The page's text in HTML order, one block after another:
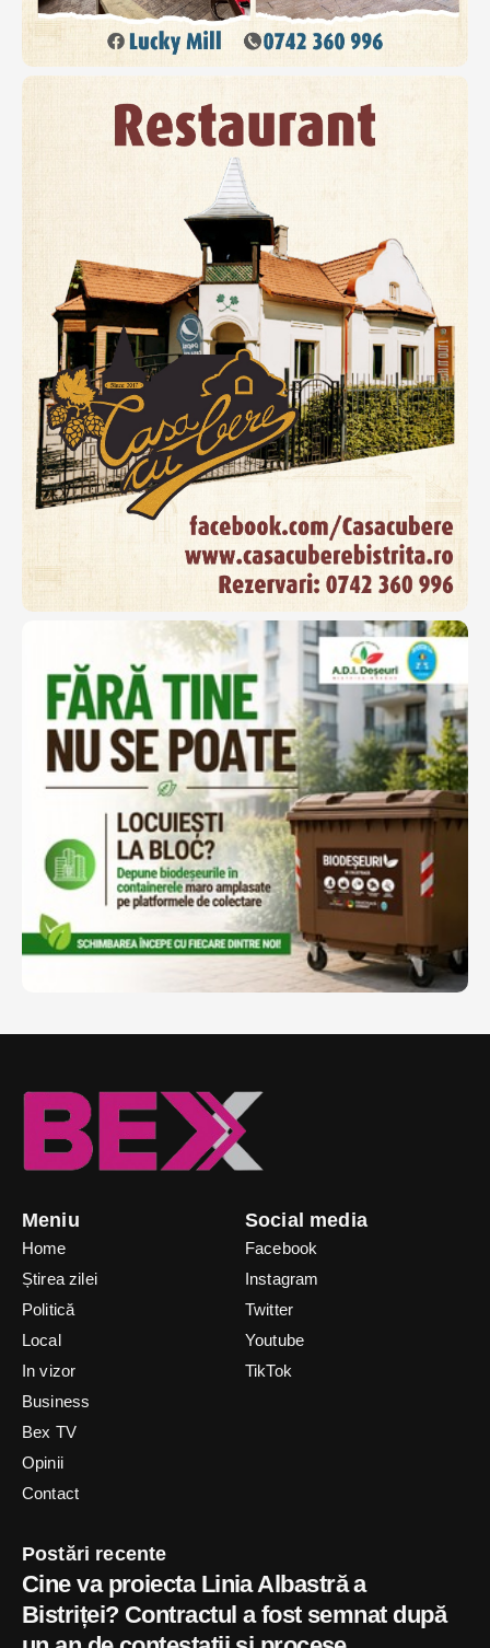
Meniu
Home
Știrea zilei
Politică
Local
In vizor
Business
Bex TV
Opinii
Contact
Social media
Facebook
Instagram
Twitter
Youtube
TikTok
Postări recente
Cine va proiecta Linia Albastră a
Bistriței? Contractul a fost semnat după